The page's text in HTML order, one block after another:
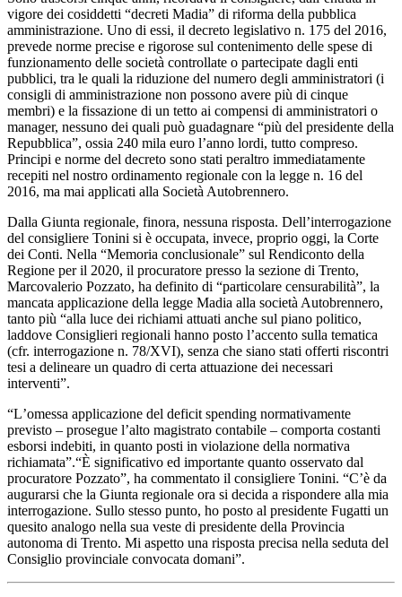
vigore dei cosiddetti “decreti Madia” di riforma della pubblica
amministrazione. Uno di essi, il decreto legislativo n. 175 del 2016,
prevede norme precise e rigorose sul contenimento delle spese di
funzionamento delle società controllate o partecipate dagli enti
pubblici, tra le quali la riduzione del numero degli amministratori (i
consigli di amministrazione non possono avere più di cinque
membri) e la fissazione di un tetto ai compensi di amministratori o
manager, nessuno dei quali può guadagnare “più del presidente della
Repubblica”, ossia 240 mila euro l’anno lordi, tutto compreso.
Principi e norme del decreto sono stati peraltro immediatamente
recepiti nel nostro ordinamento regionale con la legge n. 16 del
2016, ma mai applicati alla Società Autobrennero.
Dalla Giunta regionale, finora, nessuna risposta. Dell’interrogazione
del consigliere Tonini si è occupata, invece, proprio oggi, la Corte
dei Conti. Nella “Memoria conclusionale” sul Rendiconto della
Regione per il 2020, il procuratore presso la sezione di Trento,
Marcovalerio Pozzato, ha definito di “particolare censurabilità”, la
mancata applicazione della legge Madia alla società Autobrennero,
tanto più “alla luce dei richiami attuati anche sul piano politico,
laddove Consiglieri regionali hanno posto l’accento sulla tematica
(cfr. interrogazione n. 78/XVI), senza che siano stati offerti riscontri
tesi a delineare un quadro di certa attuazione dei necessari
interventi”.
“L’omessa applicazione del deficit spending normativamente
previsto – prosegue l’alto magistrato contabile – comporta costanti
esborsi indebiti, in quanto posti in violazione della normativa
richiamata”.“È significativo ed importante quanto osservato dal
procuratore Pozzato”, ha commentato il consigliere Tonini. “C’è da
augurarsi che la Giunta regionale ora si decida a rispondere alla mia
interrogazione. Sullo stesso punto, ho posto al presidente Fugatti un
quesito analogo nella sua veste di presidente della Provincia
autonoma di Trento. Mi aspetto una risposta precisa nella seduta del
Consiglio provinciale convocata domani”.